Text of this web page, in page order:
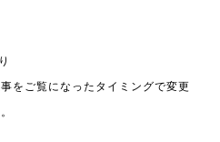
をご覧になったタイミングで変更